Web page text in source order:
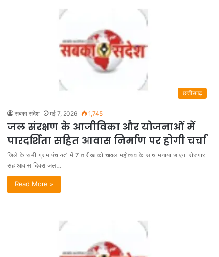
छत्तीसगढ़
सबका संदेश मई 7, 2026 1,745
जल संरक्षण के आजीविका और योजनाओं में
पारदर्शिता सहित आवास निर्माण पर होगी चर्चा
जिले के सभी ग्राम पंचायतो में 7 तारीख को चावल महोत्सव के साथ मनाया जाएगा रोजगार
सह आवास दिवस जल…
Read More »